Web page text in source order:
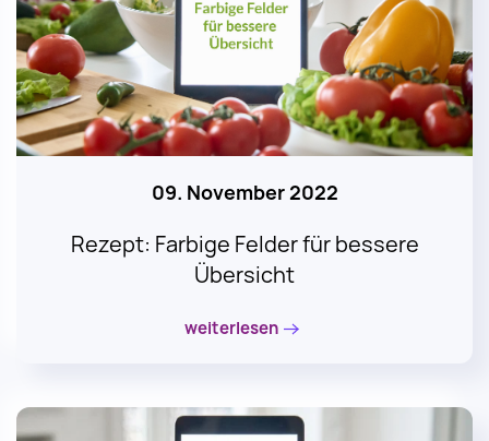
09. November 2022
Rezept: Farbige Felder für bessere
Übersicht
weiterlesen